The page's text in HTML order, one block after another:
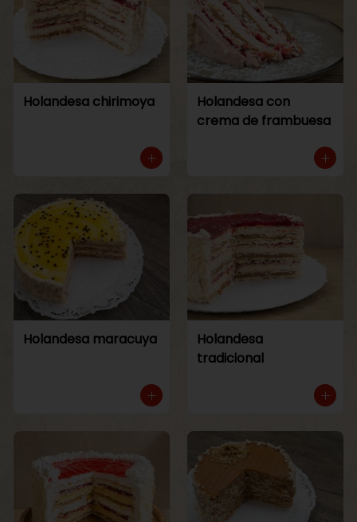
Holandesa chirimoya
Holandesa con
crema de frambuesa
Holandesa maracuya
Holandesa
tradicional